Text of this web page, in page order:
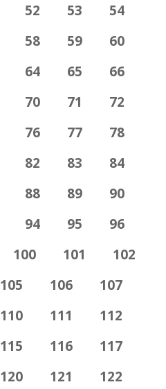
52 53
54
58 59
60
64 65
66
70 71
72
76 77
78
82 83
84
88 89
90
94 95
96
100 101
102
105 106
107
110 111
112
115 116
117
120 121
122